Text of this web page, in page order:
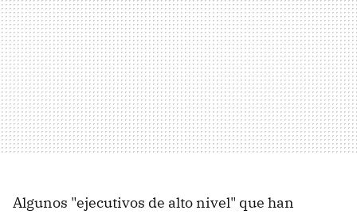
Algunos "ejecutivos de alto nivel" que han